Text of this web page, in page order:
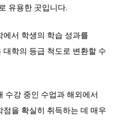
유용한 곳입니다.
에서 학생의 학습 성과를
학의 등급 척도로 변환할 수
수강 중인 수업과 해외에서
을 확실히 취득하는 데 매우